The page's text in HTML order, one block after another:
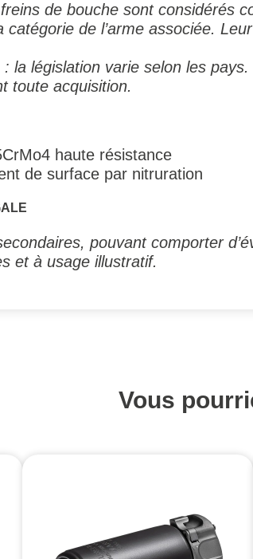
de bouche sont considérés
catégorie de l’arme associée.
: la législation varie selon les
toute acquisition.
haute résistance
de surface par nitruration
pouvant comporter
et à usage illustratif.
Vous